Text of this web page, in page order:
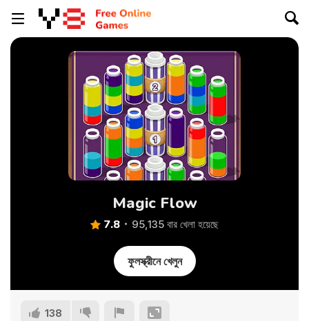
Magic Flow
7.8 95,135 বার খেলা হয়েছে
ফুলস্ক্রীনে খেলুন
138